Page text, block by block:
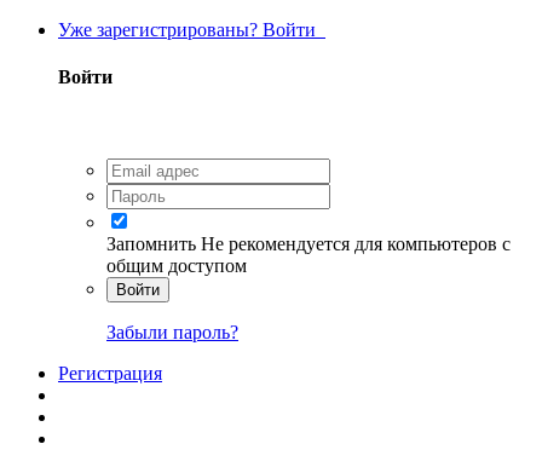
Уже зарегистрированы? Войти
Войти
Запомнить Не рекомендуется для компьютеров с
общим доступом
Войти
Забыли пароль?
Регистрация